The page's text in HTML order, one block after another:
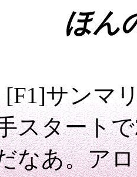
ほん
[F1]サンマ
スタート
なあ。ア